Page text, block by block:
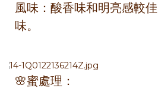
風味：酸香味和明亮感較
味。
🌸蜜處理：